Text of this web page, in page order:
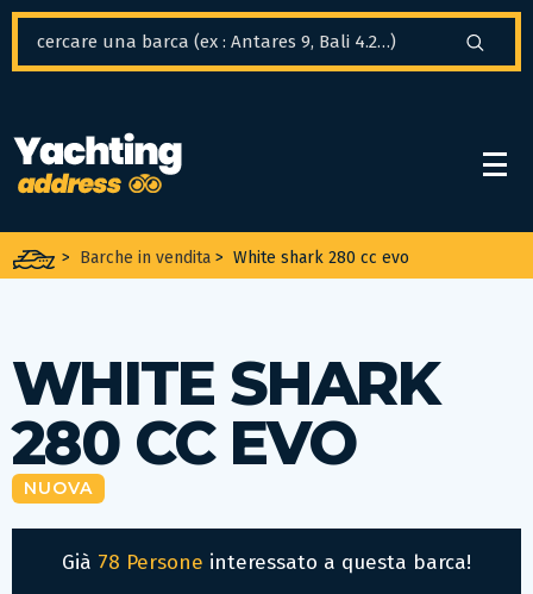
> Barche in vendita > White shark 280 cc evo
WHITE SHARK
280 CC EVO
NUOVA
Già 78 Persone interessato a questa barca!
Pannello di gestione dei cookies